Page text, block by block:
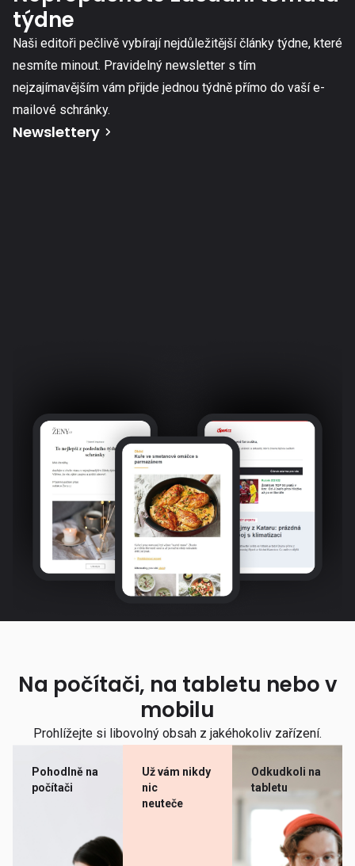
týdne
Naši editoři pečlivě vybírají nejdůležitější články týdne, které
nesmíte minout. Pravidelný newsletter s tím
nejzajímavějším vám přijde jednou týdně přímo do vaší e-
mailové schránky.
Newslettery
Na počítači, na tabletu nebo v
mobilu
Prohlížejte si libovolný obsah z jakéhokoliv zařízení.
Pohodlně na
počítači
Už vám nikdy
nic
neuteče
Odkudkoli na
tabletu